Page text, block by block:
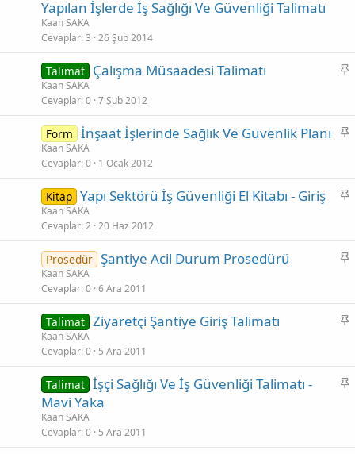
Yapılan İşlerde İş Sağlığı Ve Güvenliği Talimatı
Kaan SAKA
Cevaplar 3 26 Şub 2014
S
t
Talimat Çalışma Müsaadesi Talimatı
Kaan SAKA
Cevaplar 0 7 Şub 2012
S
t
Form İnşaat İşlerinde Sağlık Ve Güvenlik Planı
Kaan SAKA
Cevaplar 0 1 Ocak 2012
S
t
Kitap Yapı Sektörü İş Güvenliği El Kitabı - Giriş
Kaan SAKA
Cevaplar 2 20 Haz 2012
S
t
Prosedür Şantiye Acil Durum Prosedürü
Kaan SAKA
Cevaplar 0 6 Ara 2011
S
t
Talimat Ziyaretçi Şantiye Giriş Talimatı
Kaan SAKA
Cevaplar 0 5 Ara 2011
S
Talimat İşçi Sağlığı Ve İş Güvenliği Talimatı -
Mavi Yaka
Kaan SAKA
Cevaplar 0 5 Ara 2011